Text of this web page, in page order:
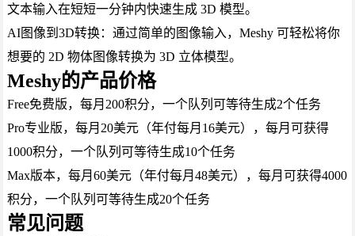
文本输入在短短一分钟内快速生成 3D 模型。
AI图像到3D转换：通过简单的图像输入，Meshy 可轻松将你
想要的 2D 物体图像转换为 3D 立体模型。
Meshy的产品价格
Free免费版，每月200积分，一个队列可等待生成2个任务
Pro专业版，每月20美元（年付每月16美元），每月可获得
1000积分，一个队列可等待生成10个任务
Max版本，每月60美元（年付每月48美元），每月可获得4000
积分，一个队列可等待生成20个任务
常见问题